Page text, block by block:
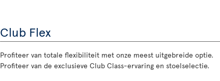
Club Flex
Profiteer van totale flexibiliteit met onze meest uitgebreide optie.
Profiteer van de exclusieve Club Class-ervaring en stoelselectie.